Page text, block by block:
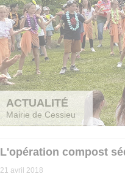
ACTUALITÉ
Mairie de Cessieu
L'opération compost
21 avril 2018